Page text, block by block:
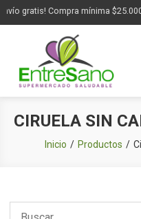
gratis! Compra mínima
CIRUELA SIN
Inicio Productos